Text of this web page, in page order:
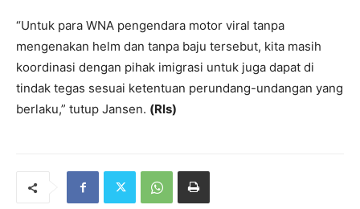
“Untuk para WNA pengendara motor viral tanpa
mengenakan helm dan tanpa baju tersebut, kita masih
koordinasi dengan pihak imigrasi untuk juga dapat di
tindak tegas sesuai ketentuan perundang-undangan yang
berlaku,” tutup Jansen. (Rls)